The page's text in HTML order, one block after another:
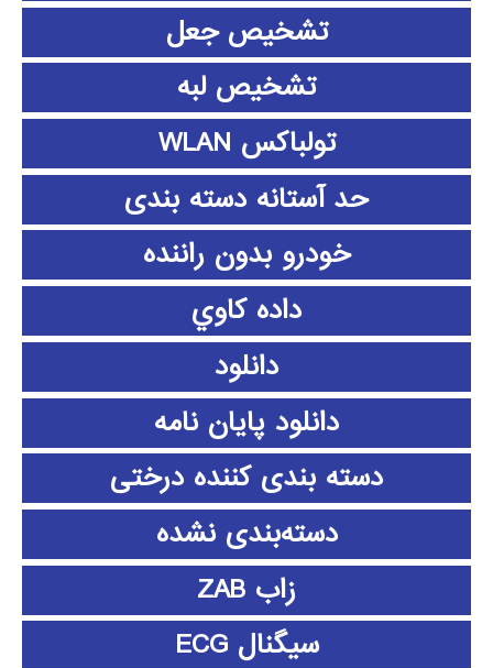
تشخیص جعل
تشخیص لبه
تولباکس WLAN
حد آستانه دسته بندی
خودرو بدون راننده
داده كاوي
دانلود
دانلود پايان نامه
دسته بندی کننده درختی
دسته‌بندی نشده
زاب ZAB
سیگنال ECG